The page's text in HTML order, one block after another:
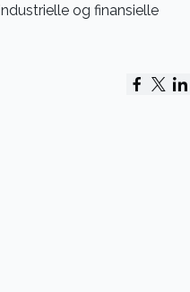
og finansielle